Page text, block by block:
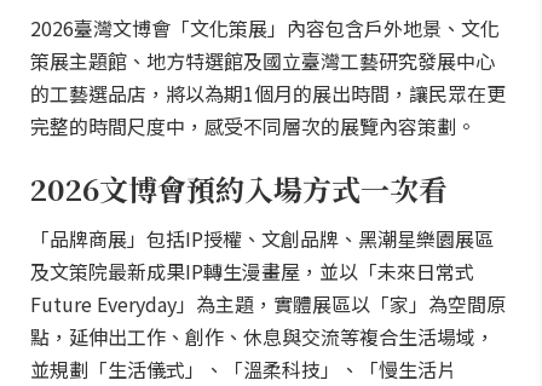
2026臺灣文博會「文化策展」內容包含戶外地景、文化
策展主題館、地方特選館及國立臺灣工藝研究發展中心
的工藝選品店，將以為期1個月的展出時間，讓民眾在更
完整的時間尺度中，感受不同層次的展覽內容策劃。
2026文博會預約入場方式一次看
「品牌商展」包括IP授權、文創品牌、黑潮星樂園展區
及文策院最新成果IP轉生漫畫屋，並以「未來日常式
Future Everyday」為主題，實體展區以「家」為空間原
點，延伸出工作、創作、休息與交流等複合生活場域，
並規劃「生活儀式」、「溫柔科技」、「慢生活片